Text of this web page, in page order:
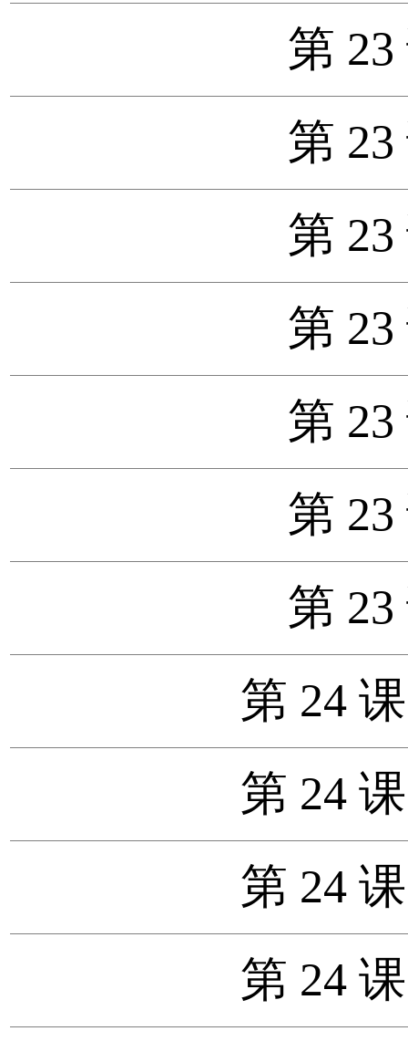
第
第
第
第
第
第
第
第 24
第 24
第 24
第 24